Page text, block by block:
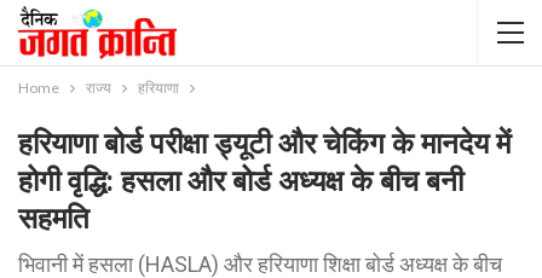
Home राज्य हरियाणा
हरियाणा बोर्ड परीक्षा ड्यूटी और चेकिंग के मानदेय में
होगी वृद्धि: हसला और बोर्ड अध्यक्ष के बीच बनी
सहमति
भिवानी में हसला (HASLA) और हरियाणा शिक्षा बोर्ड अध्यक्ष के बीच